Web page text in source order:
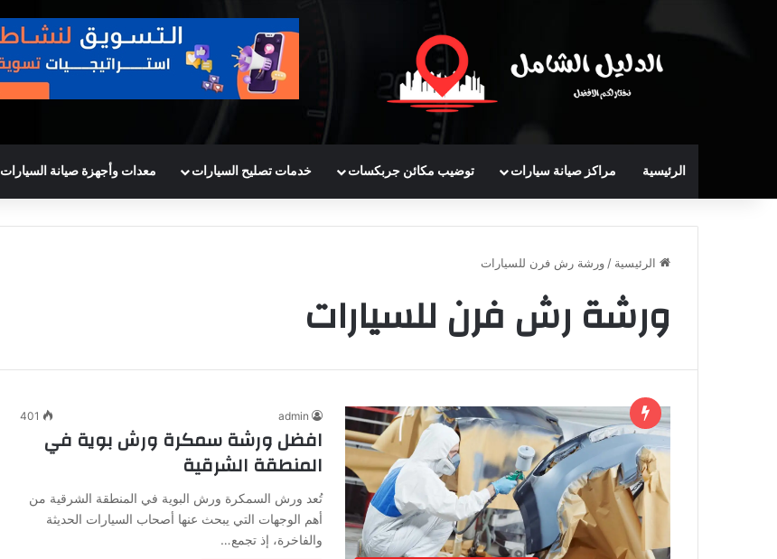
الرئيسية مراكز صيانة سيارات توضيب مكائن جربكسات خدمات تصليح السيارات معدات وأجهزة صيانة السيارات
الرئيسية /ورشة رش فرن للسيارات
ورشة رش فرن للسيارات
admin
401
افضل ورشة سمكرة ورش بوية في
المنطقة الشرقية
تُعد ورش السمكرة ورش البوية في المنطقة الشرقية من
أهم الوجهات التي يبحث عنها أصحاب السيارات الحديثة
والفاخرة، إذ تجمع…